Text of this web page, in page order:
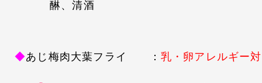
醂、清酒
◆あじ梅肉大葉フライ ： 乳・卵アレルギー